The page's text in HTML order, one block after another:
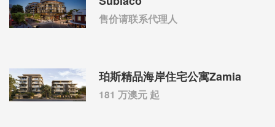
售价请联系代理人
珀斯精品海岸住宅公寓Zamia
181 万澳元 起